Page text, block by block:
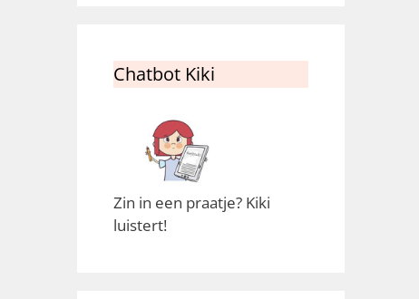
Chatbot Kiki
Zin in een praatje? Kiki
luistert!